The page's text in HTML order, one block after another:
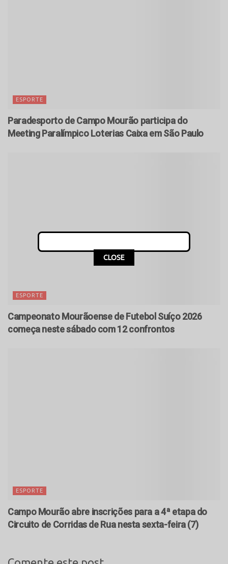
ESPORTE
Paradesporto de Campo Mourão participa do
Meeting Paralímpico Loterias Caixa em São Paulo
ESPORTE
Campeonato Mourãoense de Futebol Suíço 2026
começa neste sábado com 12 confrontos
ESPORTE
Campo Mourão abre inscrições para a 4ª etapa do
Circuito de Corridas de Rua nesta sexta-feira (7)
CLOSE